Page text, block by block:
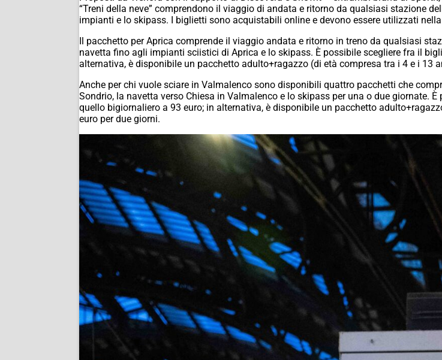
“Treni della neve” comprendono il viaggio di andata e ritorno da qualsiasi stazione
impianti e lo skipass. I biglietti sono acquistabili online e devono essere utilizzati
Il pacchetto per Aprica comprende il viaggio andata e ritorno in treno da qualsiasi
navetta fino agli impianti sciistici di Aprica e lo skipass. È possibile scegliere fra il
alternativa, è disponibile un pacchetto adulto+ragazzo (di età compresa tra i 4 e i 13
Anche per chi vuole sciare in Valmalenco sono disponibili quattro pacchetti che
Sondrio, la navetta verso Chiesa in Valmalenco e lo skipass per una o due giornate.
quello bigiornaliero a 93 euro; in alternativa, è disponibile un pacchetto
euro per due giorni.